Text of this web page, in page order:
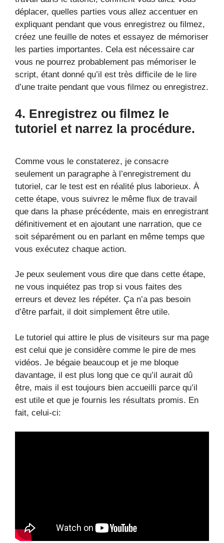
déplacer, quelles parties vous allez accentuer en
expliquant pendant que vous enregistrez ou filmez,
créez une feuille de notes et essayez de mémoriser
les parties importantes. Cela est nécessaire car
vous ne pourrez probablement pas mémoriser le
script, étant donné qu’il est très difficile de le lire
d’une traite pendant que vous filmez ou enregistrez.
4. Enregistrez ou filmez le
tutoriel et narrez la procédure.
Comme vous le constaterez, je consacre
seulement un paragraphe à l’enregistrement du
tutoriel, car le test est en réalité plus laborieux. À
cette étape, vous suivrez le même flux de travail
que dans la phase précédente, mais en enregistrant
définitivement et en ajoutant une narration, que ce
soit séparément ou en parlant en même temps que
vous exécutez chaque action.
Je peux seulement vous dire que dans cette étape,
ne vous inquiétez pas trop si vous faites des
erreurs et devez les répéter. Ça n’a pas besoin
d’être parfait, il doit simplement être utile.
Le tutoriel qui attire le plus de visiteurs sur ma page
est celui que je considère comme le pire de mes
vidéos. Je bégaie beaucoup et je me bloque
davantage, il est plus long que ce qu’il aurait dû
être, mais il est toujours bien accueilli parce qu’il
est utile et que je fournis les résultats promis. En
fait, celui-ci: